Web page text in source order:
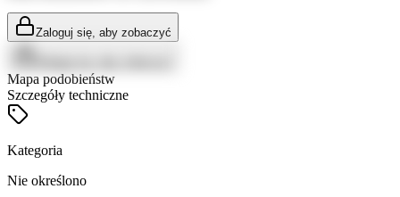
Zaloguj się, aby zobaczyć
Mapa podobieństw
Szczegóły techniczne
Kategoria
Nie określono